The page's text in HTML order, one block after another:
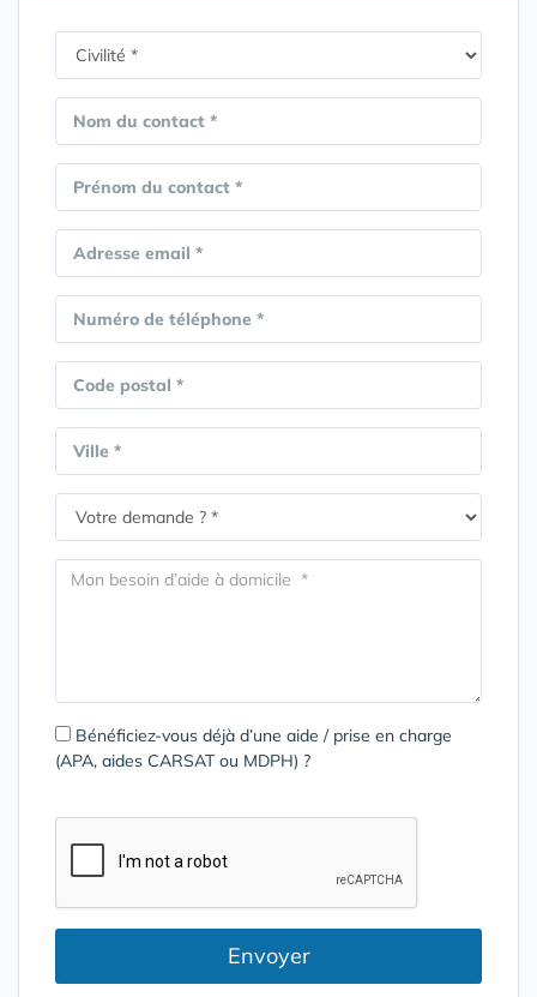
Nom du contact *
Prénom du contact *
Adresse email *
Numéro de téléphone *
Code postal *
Ville *
Bénéficiez-vous déjà d’une aide / prise en charge
(APA, aides CARSAT ou MDPH) ?
Envoyer